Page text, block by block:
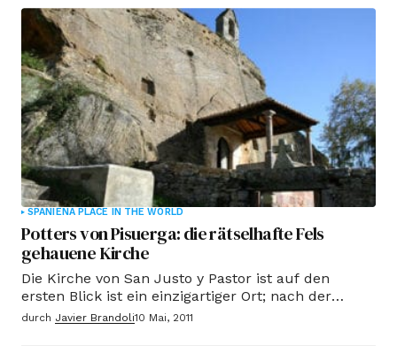
Spuk The Lone Cypress, aupado eine einsame
Zypresse auf einem Felsvorsprung über 250 Jahr,
wer gerade die am meisten fotografierte Baum der
Welt sein.
SPANIENA PLACE IN THE WORLD
Potters von Pisuerga: die rätselhafte Fels
gehauene Kirche
Die Kirche von San Justo y Pastor ist auf den
ersten Blick ist ein einzigartiger Ort; nach der
zweiten und dritten Blick alle unmöglich (...) Genau
durch Javier Brandoli10 Mai, 2011